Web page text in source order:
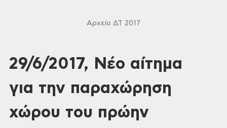
Αρχείο ΔΤ 2017
29/6/2017, Νέο αίτημα
για την παραχώρηση
χώρου του πρώην